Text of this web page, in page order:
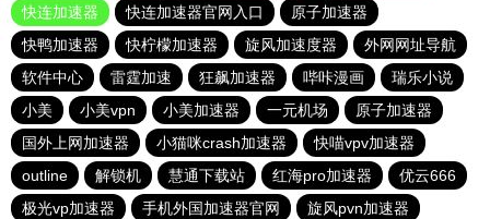
快连加速器
快连加速器官网入口
原子加速器
快鸭加速器
快柠檬加速器 旋风加速度器
外网网址导航
软件中心
雷霆加速 狂飙加速器 哔咔漫画
瑞乐小说
小美
小美vpn 小美加速器 一元机场
原子加速器
国外上网加速器
小猫咪crash加速器
快喵vpv加速器
outline
解锁机 慧通下载站 红海pro加速器
优云666
极光vp加速器
手机外国加速器官网
旋风pvn加速器